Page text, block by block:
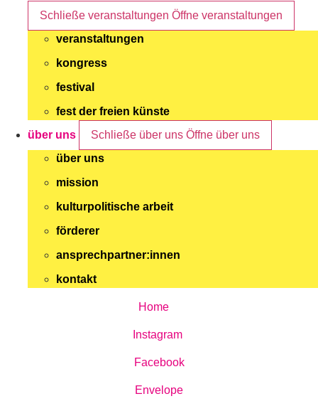
Schließe veranstaltungen Öffne veranstaltungen
veranstaltungen
kongress
festival
fest der freien künste
über uns
Schließe über uns Öffne über uns
über uns
mission
kulturpolitische arbeit
förderer
ansprechpartner:innen
kontakt
Home
Instagram
Facebook
Envelope